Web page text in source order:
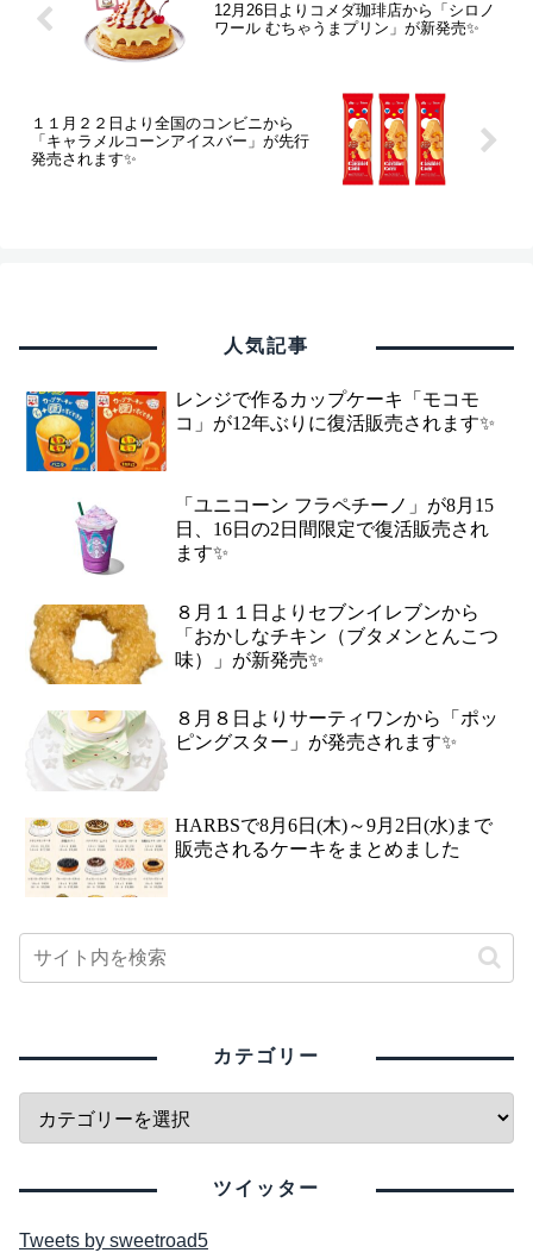
12月26日よりコメダ珈琲店から「シロノ
ワール むちゃうまプリン」が新発売✨
１１月２２日より全国のコンビニから
「キャラメルコーンアイスバー」が先行
発売されます✨
人気記事
レンジで作るカップケーキ「モコモ
コ」が12年ぶりに復活販売されます✨
「ユニコーン フラペチーノ」が8月15
日、16日の2日間限定で復活販売され
ます✨
８月１１日よりセブンイレブンから
「おかしなチキン（ブタメンとんこつ
味）」が新発売✨
８月８日よりサーティワンから「ポッ
ピングスター」が発売されます✨
HARBSで8月6日(木)～9月2日(水)まで
販売されるケーキをまとめました
カテゴリー
ツイッター
Tweets by sweetroad5